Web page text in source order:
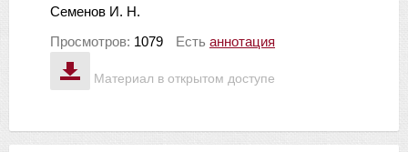
Материал в открытом доступе
Семенов И. Н.
Просмотров: 1079 Есть аннотация